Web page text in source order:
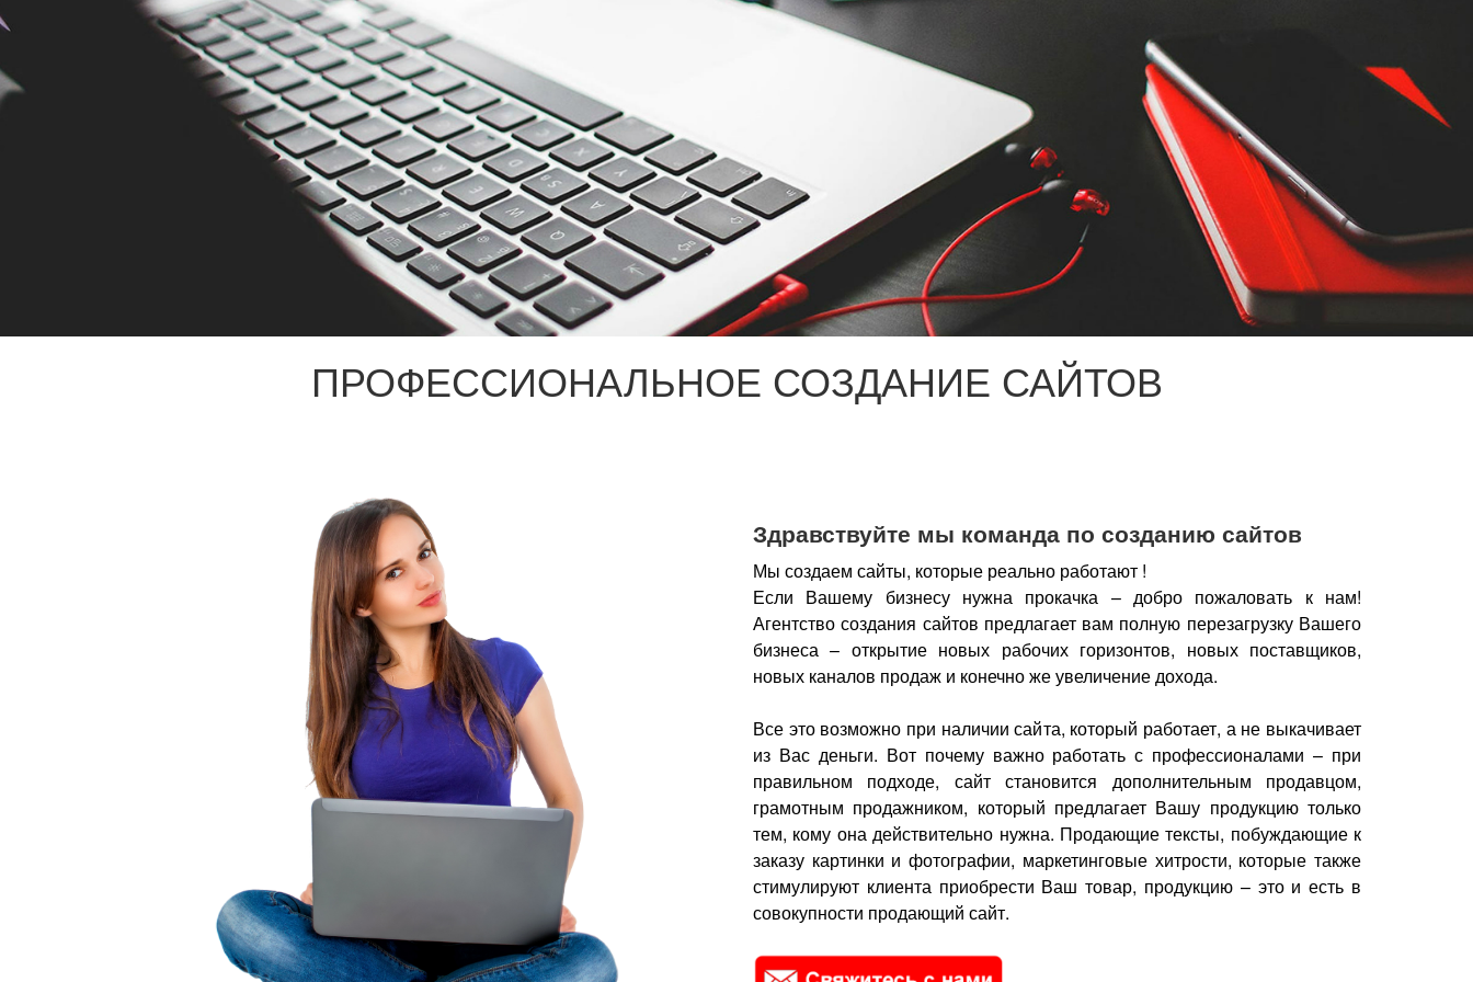
ПРОФЕССИОНАЛЬНОЕ СОЗДАНИЕ САЙТОВ
Здравствуйте мы команда по созданию сайтов
Мы создаем сайты, которые реально работают !
Если Вашему бизнесу нужна прокачка – добро пожаловать к нам!
Агентство создания сайтов предлагает вам полную перезагрузку Вашего
бизнеса – открытие новых рабочих горизонтов, новых поставщиков,
новых каналов продаж и конечно же увеличение дохода.
Все это возможно при наличии сайта, который работает, а не выкачивает
из Вас деньги. Вот почему важно работать с профессионалами – при
правильном подходе, сайт становится дополнительным продавцом,
грамотным продажником, который предлагает Вашу продукцию только
тем, кому она действительно нужна. Продающие тексты, побуждающие к
заказу картинки и фотографии, маркетинговые хитрости, которые также
стимулируют клиента приобрести Ваш товар, продукцию – это и есть в
совокупности продающий сайт.